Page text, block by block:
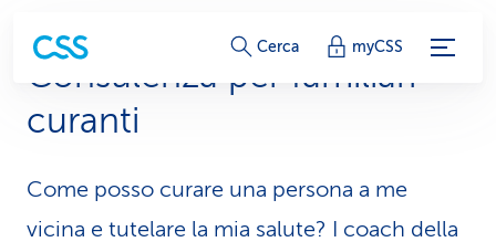
c
o
l
e
Cerca myCSS
Consulenza per familiari
curanti
Come posso curare una persona a me
vicina e tutelare la mia salute? I coach della